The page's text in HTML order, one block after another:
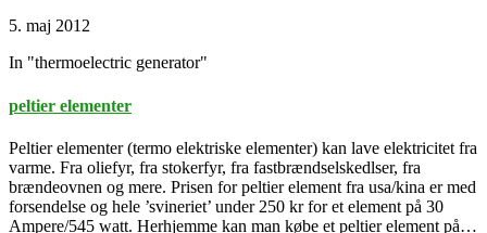
5. maj 2012
In "thermoelectric generator"
peltier elementer
Peltier elementer (termo elektriske elementer) kan lave elektricitet fra
varme. Fra oliefyr, fra stokerfyr, fra fastbrændselskedlser, fra
brændeovnen og mere. Prisen for peltier element fra usa/kina er med
forsendelse og hele ’svineriet’ under 250 kr for et element på 30
Ampere/545 watt. Herhjemme kan man købe et peltier element på…